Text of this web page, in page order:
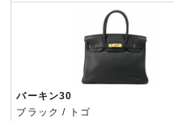
バーキン30
ブラック / トゴ